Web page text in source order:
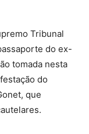
Tribunal
do ex-
tomada nesta
do
que